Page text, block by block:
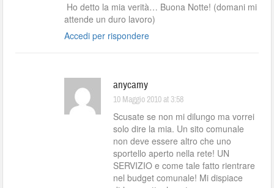
Ho detto la mia verità… Buona Notte! (domani mi
attende un duro lavoro)
Accedi per rispondere
anycamy
10 Maggio 2010 at 3:58
Scusate se non mi dilungo ma vorrei
solo dire la mia. Un sito comunale
non deve essere altro che uno
sportello aperto nella rete! UN
SERVIZIO e come tale fatto rientrare
nel budget comunale! Mi dispiace